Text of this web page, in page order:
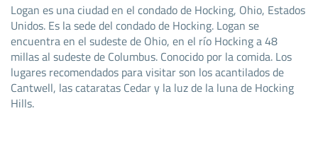
Logan es una ciudad en el condado de Hocking, Ohio, Estados
Unidos. Es la sede del condado de Hocking. Logan se
encuentra en el sudeste de Ohio, en el río Hocking a 48
millas al sudeste de Columbus. Conocido por la comida. Los
lugares recomendados para visitar son los acantilados de
Cantwell, las cataratas Cedar y la luz de la luna de Hocking
Hills.